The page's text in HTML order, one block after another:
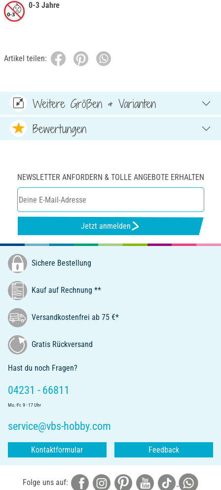
0-3 Jahre
Artikel teilen:
Weitere Größen & Varianten
Bewertungen
NEWSLETTER ANFORDERN & TOLLE ANGEBOTE ERHALTEN
Jetzt anmelden
Sichere Bestellung
Kauf auf Rechnung **
Versandkostenfrei ab 75 €*
Gratis Rückversand
Hast du noch Fragen?
04231 - 66811
Mo.-Fr. 9 - 17 Uhr
service@vbs-hobby.com
Kontaktformular Feedback
Folge uns auf: